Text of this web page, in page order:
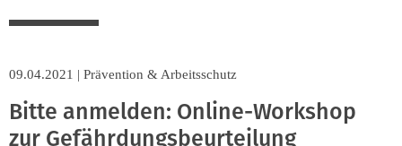
09.04.2021 | Prävention & Arbeitsschutz
Bitte anmelden: Online-Workshop
zur Gefährdungsbeurteilung